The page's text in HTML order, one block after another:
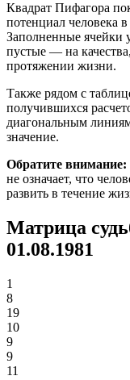
Квадрат Пифагора
потенциал человека
Заполненные ячейки
пустые — на
протяжении жизни.
Также рядом с
получившихся
диагональным
значение.
Обратите внимание:
не означает, что
развить в течение
Матрица
01.08.1981
1
8
19
10
9
9
11